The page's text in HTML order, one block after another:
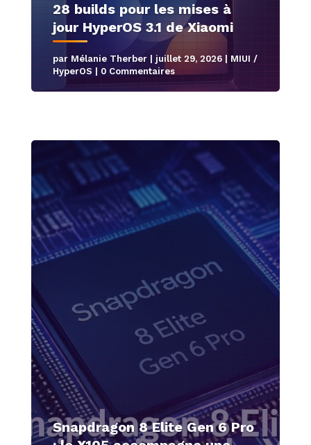
28 builds pour les mises à
jour HyperOS 3.1 de Xiaomi
par Mélanie Therber juillet 29, 2026
MIUI /
HyperOS | 0 Commentaires
Snapdragon 8 Elite Gen 6 Pro